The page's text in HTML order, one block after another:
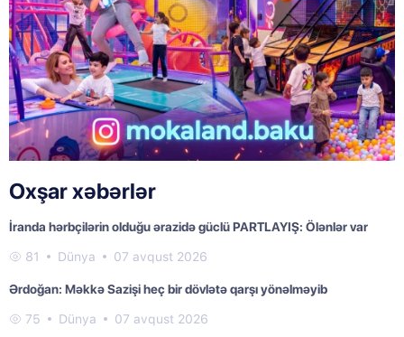
Oxşar xəbərlər
İranda hərbçilərin olduğu ərazidə güclü PARTLAYIŞ: Ölənlər var
81 Dünya 07 avqust 2026
Ərdoğan: Məkkə Sazişi heç bir dövlətə qarşı yönəlməyib
75 Dünya 07 avqust 2026